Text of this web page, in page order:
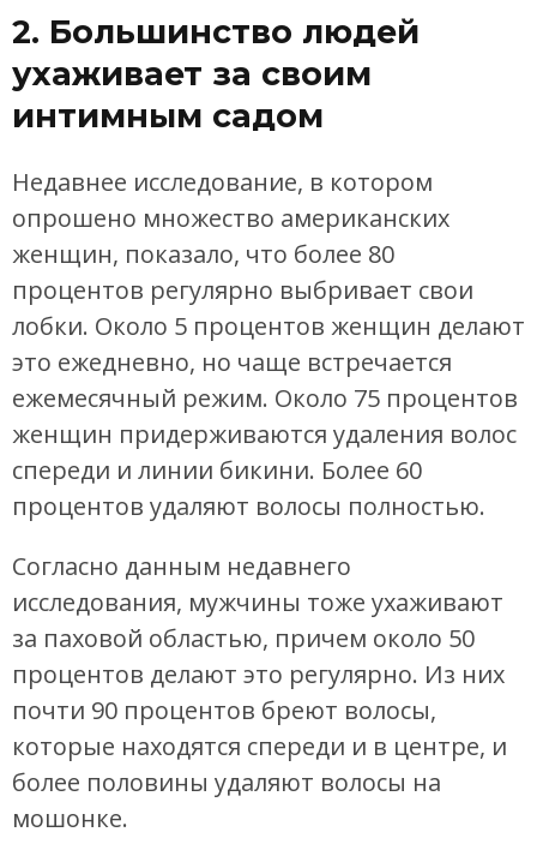
2. Большинство людей
ухаживает за своим
интимным садом
Недавнее исследование, в котором
опрошено множество американских
женщин, показало, что более 80
процентов регулярно выбривает свои
лобки. Около 5 процентов женщин делают
это ежедневно, но чаще встречается
ежемесячный режим. Около 75 процентов
женщин придерживаются удаления волос
спереди и линии бикини. Более 60
процентов удаляют волосы полностью.
Согласно данным недавнего
исследования, мужчины тоже ухаживают
за паховой областью, причем около 50
процентов делают это регулярно. Из них
почти 90 процентов бреют волосы,
которые находятся спереди и в центре, и
более половины удаляют волосы на
мошонке.